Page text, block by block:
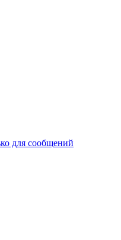
для сообщений